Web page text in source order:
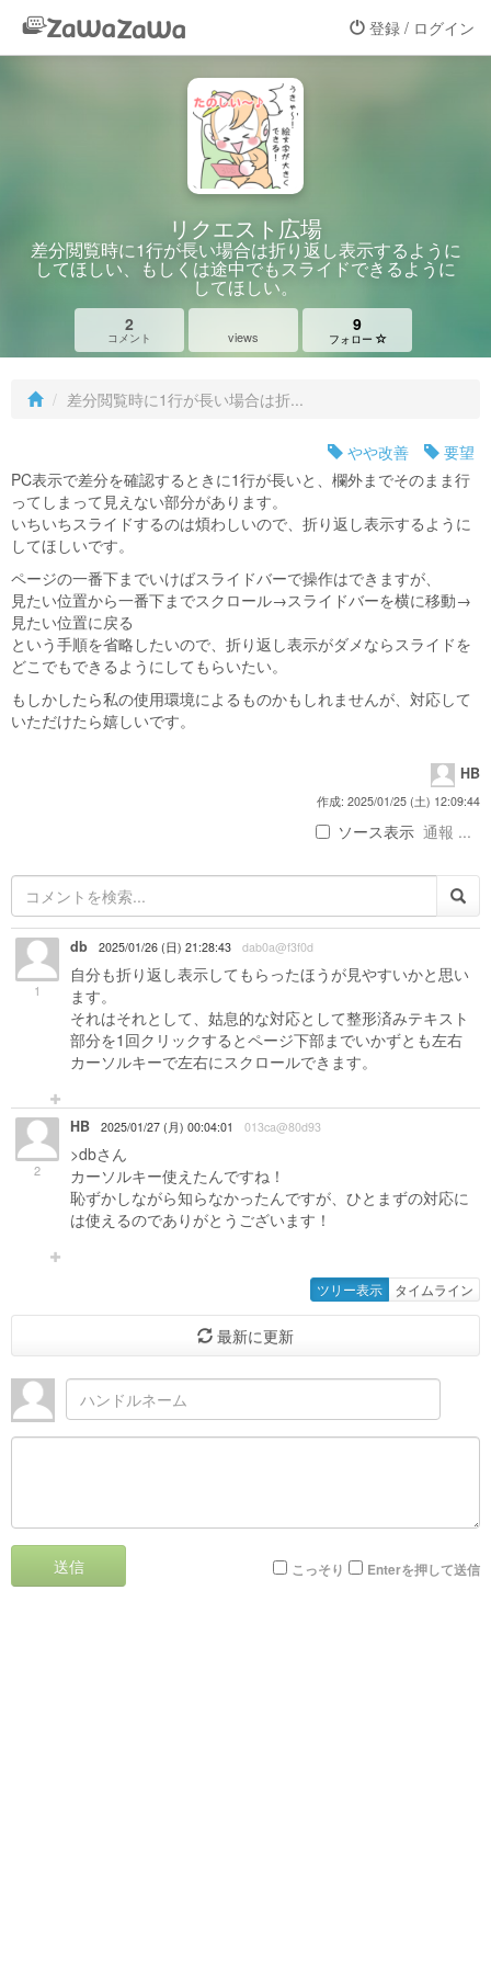
登録 / ログイン
リクエスト広場
差分閲覧時に1行が長い場合は折り返し表示するように
してほしい、もしくは途中でもスライドできるように
してほしい。
2
コメント views
9
フォロー
差分閲覧時に1行が長い場合は折...
やや改善
要望
PC表示で差分を確認するときに1行が長いと、欄外までそのまま行
ってしまって見えない部分があります。
いちいちスライドするのは煩わしいので、折り返し表示するように
してほしいです。
ページの一番下までいけばスライドバーで操作はできますが、
見たい位置から一番下までスクロール→スライドバーを横に移動→
見たい位置に戻る
という手順を省略したいので、折り返し表示がダメならスライドを
どこでもできるようにしてもらいたい。
もしかしたら私の使用環境によるものかもしれませんが、対応して
いただけたら嬉しいです。
HB
作成: 2025/01/25 (土) 12:09:44
ソース表示 通報 ...
1
db 2025/01/26 (日) 21:28:43 dab0a@f3f0d
自分も折り返し表示してもらったほうが見やすいかと思い
ます。
それはそれとして、姑息的な対応として整形済みテキスト
部分を1回クリックするとページ下部までいかずとも左右
カーソルキーで左右にスクロールできます。
2
HB 2025/01/27 (月) 00:04:01 013ca@80d93
>dbさん
カーソルキー使えたんですね！
恥ずかしながら知らなかったんですが、ひとまずの対応に
は使えるのでありがとうございます！
ツリー表示 タイムライン
最新に更新
送信 こっそり Enterを押して送信